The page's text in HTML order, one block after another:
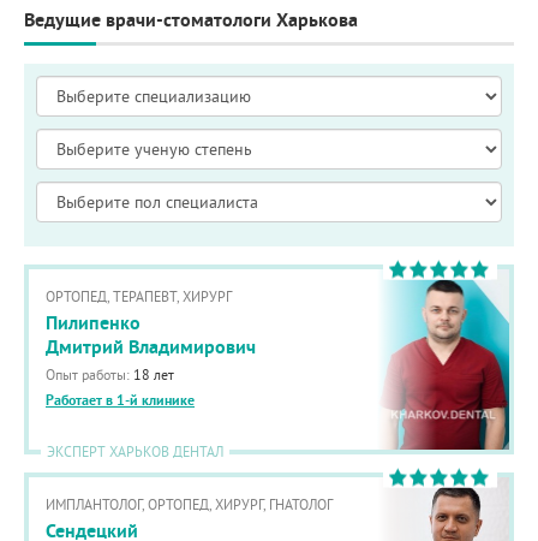
Ведущие врачи-стоматологи Харькова
ОРТОПЕД, ТЕРАПЕВТ, ХИРУРГ
Пилипенко
Дмитрий Владимирович
Опыт работы: 18 лет
Работает в 1-й клинике
ЭКСПЕРТ ХАРЬКОВ ДЕНТАЛ
ИМПЛАНТОЛОГ, ОРТОПЕД, ХИРУРГ, ГНАТОЛОГ
Сендецкий